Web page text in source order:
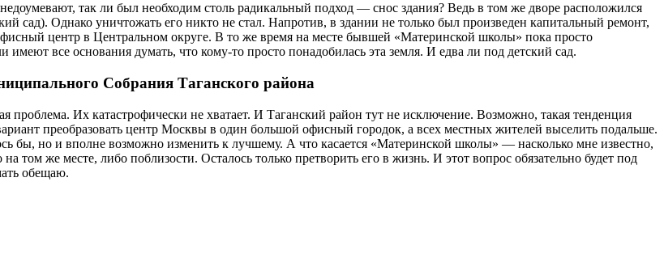
так ли был необходим столь радикальный подход — снос здания? Ведь в том же дворе расположился
сад). Однако уничтожать его никто не стал. Напротив, в здании не только был произведен капитальный ремонт,
центр в Центральном округе. В то же время на месте бывшей «Материнской школы» пока просто
все основания думать, что кому-то просто понадобилась эта земля. И едва ли под детский сад.
Собрания Таганского района
Их катастрофически не хватает. И Таганский район тут не исключение. Возможно, такая тенденция
преобразовать центр Москвы в один большой офисный городок, а всех местных жителей выселить подальше.
бы, но и вполне возможно изменить к лучшему. А что касается «Материнской школы» — насколько мне известно,
том же месте, либо поблизости. Осталось только претворить его в жизнь. И этот вопрос обязательно будет под
обещаю.